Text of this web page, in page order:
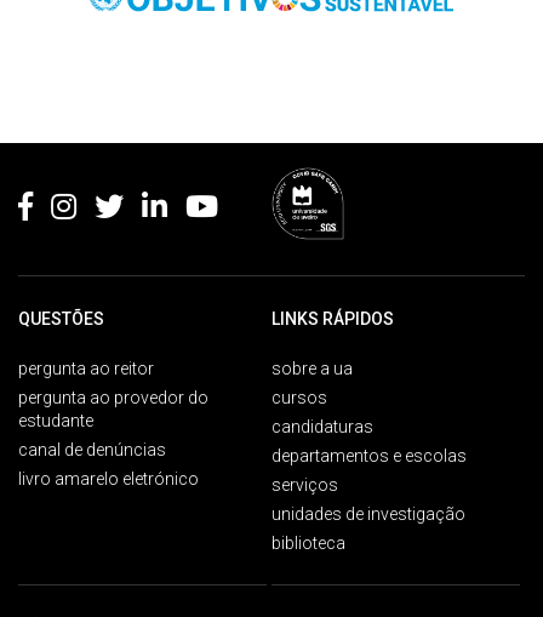
QUESTÕES
pergunta ao reitor
pergunta ao provedor do
estudante
canal de denúncias
livro amarelo eletrónico
LINKS RÁPIDOS
sobre a ua
cursos
candidaturas
departamentos e escolas
serviços
unidades de investigação
biblioteca